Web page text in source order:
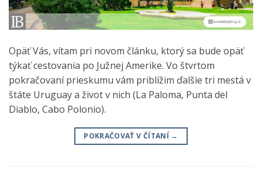
Opäť Vás, vítam pri novom článku, ktorý sa bude opäť
týkať cestovania po Južnej Amerike. Vo štvrtom
pokračovaní prieskumu vám priblížim ďalšie tri mestá v
štáte Uruguay a život v nich (La Paloma, Punta del
Diablo, Cabo Polonio).
POKRAČOVAŤ V ČÍTANÍ →